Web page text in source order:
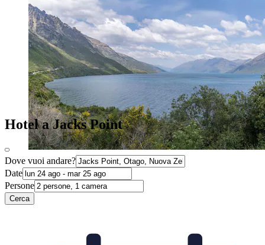
Hotel a Jacks Point
Dove vuoi andare?
Date
Persone
Cerca